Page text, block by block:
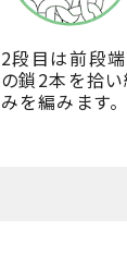
2段目は前段
の鎖2本を拾い
みを編みます。